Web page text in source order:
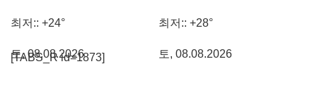
최저:: +24°
토, 08.08.2026
최저:: +28°
토, 08.08.2026
[TABS_R id=1873]